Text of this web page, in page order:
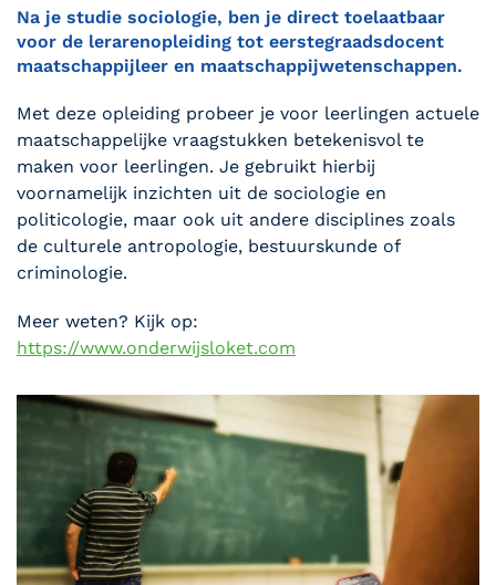
Na je studie sociologie, ben je direct toelaatbaar
voor de lerarenopleiding tot eerstegraadsdocent
maatschappijleer en maatschappijwetenschappen.
Met deze opleiding probeer je voor leerlingen actuele
maatschappelijke vraagstukken betekenisvol te
maken voor leerlingen. Je gebruikt hierbij
voornamelijk inzichten uit de sociologie en
politicologie, maar ook uit andere disciplines zoals
de culturele antropologie, bestuurskunde of
criminologie.
Meer weten? Kijk op:
https://www.onderwijsloket.com